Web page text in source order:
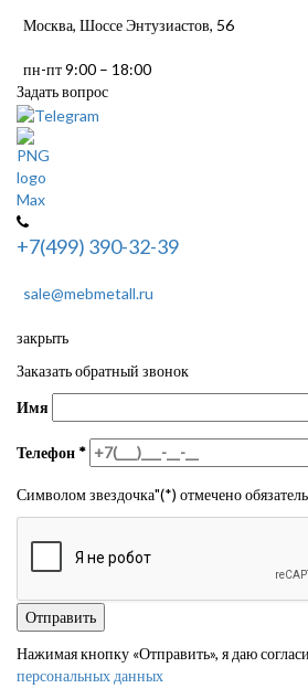
Москва, Шоссе Энтузиастов, 56
пн-пт 9:00 – 18:00
Задать вопрос
+7(499) 390-32-39
sale@mebmetall.ru
закрыть
Заказать обратный звонок
Имя
Телефон *
Символом звездочка"(*) отмечено
Нажимая кнопку «Отправить», я даю
персональных данных